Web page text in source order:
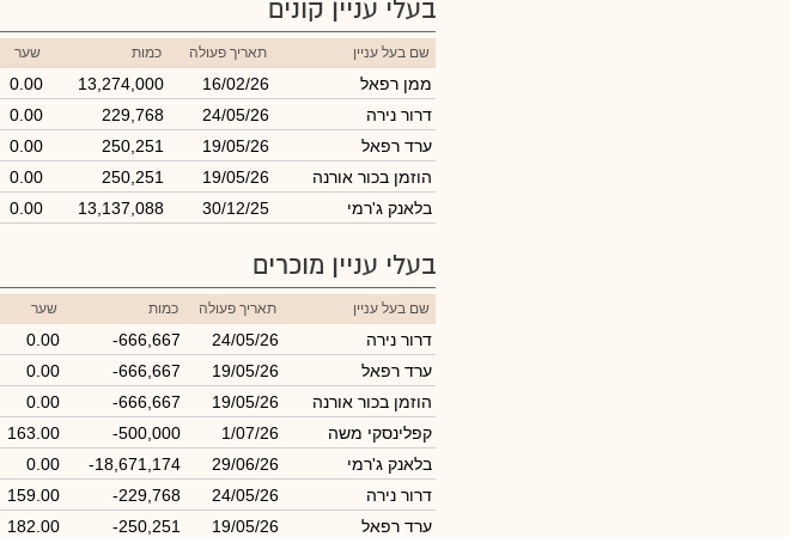
בעלי עניין קונים
שם בעל עניין תאריך פעולה כמות שער
ממן רפאל 16/02/26
13,274,000
0.00
דרור נירה
24/05/26
229,768
0.00
ערד רפאל
19/05/26
250,251
0.00
הוזמן בכור אורנה
19/05/26
250,251
0.00
בלאנק ג'רמי
30/12/25
13,137,088
0.00
בעלי עניין מוכרים
שם בעל עניין תאריך פעולה כמות שער
דרור נירה 24/05/26
-666,667
0.00
ערד רפאל
19/05/26
-666,667
0.00
הוזמן בכור אורנה
19/05/26
-666,667
0.00
קפלינסקי משה
1/07/26
-500,000
163.00
בלאנק ג'רמי
29/06/26
-18,671,174
0.00
דרור נירה
24/05/26
-229,768
159.00
ערד רפאל
19/05/26
-250,251
182.00